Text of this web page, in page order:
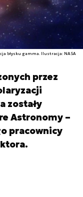
błysku gamma. Ilustracja: NASA
przez
zostały
Astronomy –
pracownicy